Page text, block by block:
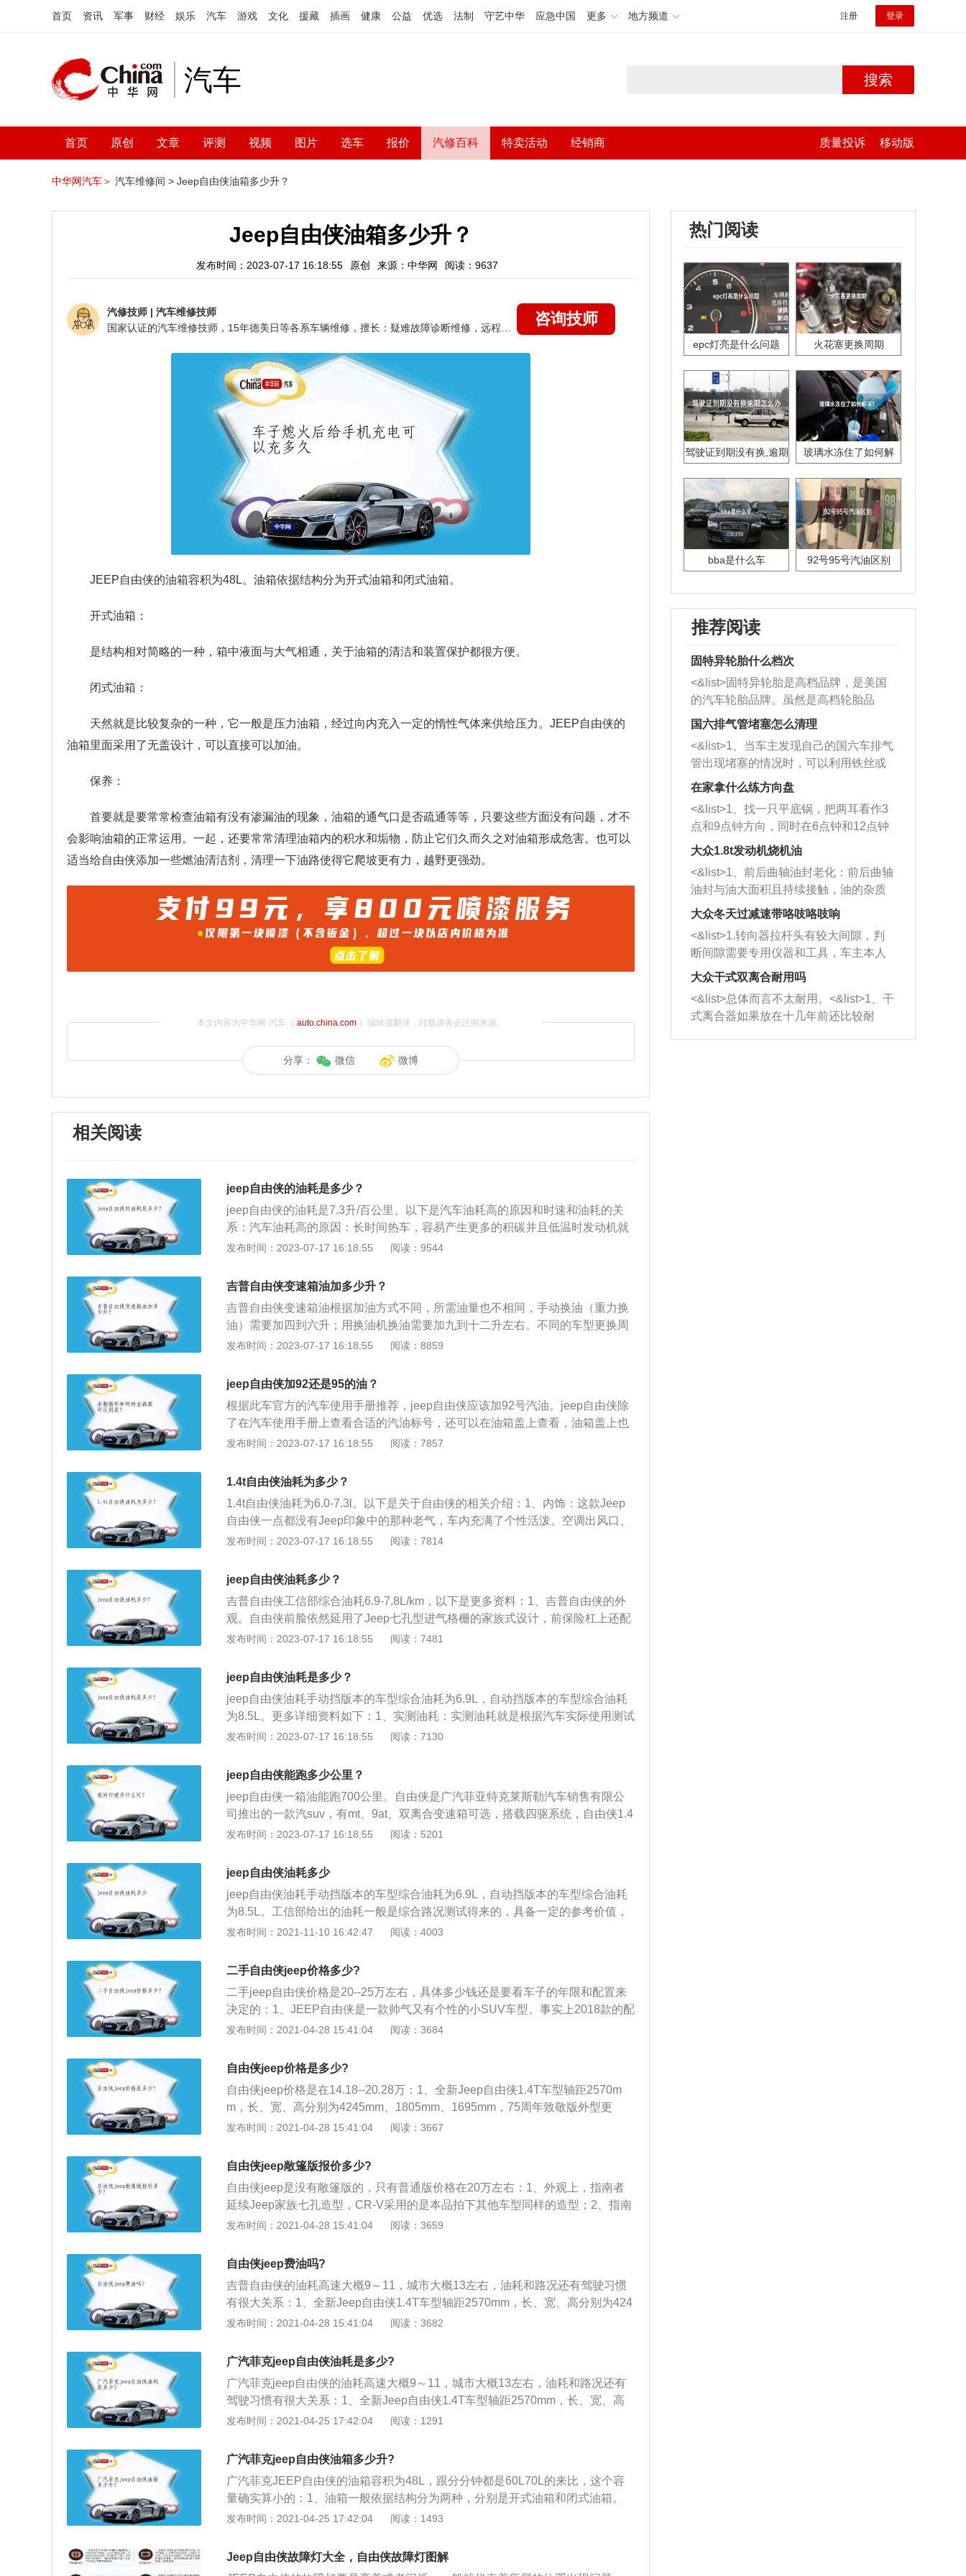
首页 资讯 军事 财经 娱乐 汽车 游戏 文化 援藏 插画 健康 公益 优选 法制 守艺中华 应急中国 更多 地方频道 注册 登录
汽车 搜索
首页 原创 文章 评测 视频 图片 选车 报价 汽修百科 特卖活动 经销商 质量投诉 移动版
中华网汽车＞ 汽车维修间 > Jeep自由侠油箱多少升？
Jeep自由侠油箱多少升？
发布时间：2023-07-17 16:18:55 原创 来源：中华网 阅读：9637
汽修技师 | 汽车维修技师
咨询技师
JEEP自由侠的油箱容积为48L。油箱依据结构分为开式油箱和闭式油箱。
开式油箱：
是结构相对简略的一种，箱中液面与大气相通，关于油箱的清洁和装置保护都很方便。
闭式油箱：
天然就是比较复杂的一种，它一般是压力油箱，经过向内充入一定的惰性气体来供给压力。JEEP自由侠的
油箱里面采用了无盖设计，可以直接可以加油。
保养：
首要就是要常常检查油箱有没有渗漏油的现象，油箱的通气口是否疏通等等，只要这些方面没有问题，才不
会影响油箱的正常运用。一起，还要常常清理油箱内的积水和垢物，防止它们久而久之对油箱形成危害。也可以
适当给自由侠添加一些燃油清洁剂，清理一下油路使得它爬坡更有力，越野更强劲。
本文内容为中华网·汽车（ auto.china.com）编辑或翻译，转载请务必注明来源。
分享： 微信 微博
相关阅读
jeep自由侠的油耗是多少？
jeep自由侠的油耗是7.3升/百公里。以下是汽车油耗高的原因和时速和油耗的关
系：汽车油耗高的原因：长时间热车，容易产生更多的积碳并且低温时发动机就
会多喷油维持运转；长期短途驾驶；车内长时间放重物；胎压过低；频繁暴力驾
小。因此，在低速时汽车的油耗较高。在堵车多的路况，可以选择低粘稠度的机
油，减少发动机摩擦，降低油耗。
发布时间：2023-07-17 16:18:55 阅读：9544
吉普自由侠变速箱油加多少升？
吉普自由侠变速箱油根据加油方式不同，所需油量也不相同，手动换油（重力换
油）需要加四到六升；用换油机换油需要加九到十二升左右。不同的车型更换周
期也不同，以下是变速箱油的更换周期：手动变速箱：手动变速箱油一般建议三
驶4万公里左右更换一次。无级变速：无级变速箱油一般建议两年或者6万公里左
右更换一次。吉普自由侠变速箱油的更换方法如下：拧开变速箱底部的泄油螺丝
进行放油再进行加注。把变速箱的油底壳直接拆下进行放油并加注：这种方式比
上一种更换得更彻底，把油底壳底部的杂质去除。循环机更换自动变速箱油：用
智能循环机进行动态换油能够把自动变速箱内的油泥杂质进行过滤循环清洗。
发布时间：2023-07-17 16:18:55 阅读：8859
jeep自由侠加92还是95的油？
根据此车官方的汽车使用手册推荐，jeep自由侠应该加92号汽油。jeep自由侠除
了在汽车使用手册上查看合适的汽油标号，还可以在油箱盖上查看，油箱盖上也
会有标明。通常也可以根据发动机的压缩比决定加的油号，发动机压缩比在8.6-9.
油，如果压缩比更高，则选择98号汽油，但现在随着一些新技术的使用，不能单
看压缩比而决定用什么标号的汽油，压缩比高也可以调校成用低标号的汽油。因
为除了压缩比以外，还有其他因素的影响，比如点火提前角、涡轮增压技术、阿
特金森循环技术等。一般来说，汽油标号越高，辛烷值越高，抗爆性越好。92号
汽油富含92%的异辛烷，8%的正庚烷；而95号汽油富含95%的异辛烷，5%的正
但如长期加错汽油标号，则会有以下影响：建议低标号的车辆错加高标号汽油不
会有损伤，但辛烷值的提高会改变燃油的燃点导致发动机出现滞燃现象。也就是
发动机的做功能力和热效率均会降低，实际反馈的体验是动力变差；建议高标号
在压缩冲程中会被提前点燃，在压缩冲程中一旦在火花塞没有在点火之前爆燃，
爆震只是噪音加大，对发动机的损伤并不明显；如是有明显爆震感则说明发动机
的工况已经非常严重，震动影响的不仅是行驶稳定性，而且会造成活塞和气缸的
异常磨损，严重还会拉缸。
发布时间：2023-07-17 16:18:55 阅读：7857
1.4t自由侠油耗为多少？
1.4t自由侠油耗为6.0-7.3l。以下是关于自由侠的相关介绍：1、内饰：这款Jeep
自由侠一点都没有Jeep印象中的那种老气，车内充满了个性活泼。空调出风口、
音响单元以及排挡杆底座均采用不同颜色点缀。另外三幅式方向盘集成了非常多
高分别为4245mm、1805mm、1695mm，75周年致敬版外型更长、更高，长度
为4250mm，高度为1723mm。由于采用了BOXFORM专业设计语言，全新Jeep
自由侠实现了专业SUV车身比例。四轮四角的设计令前后悬更短，不仅带来更高
的驾驶稳定性，更是带来更大的车内空间和良好的视野。
发布时间：2023-07-17 16:18:55 阅读：7814
jeep自由侠油耗多少？
吉普自由侠工信部综合油耗6.9-7.8L/km，以下是更多资料：1、吉普自由侠的外
观。自由侠前脸依然延用了Jeep七孔型进气格栅的家族式设计，前保险杠上还配
备有蜂窝状下部进气口，配合方正的车身设计，让Jeep自由侠看起来显得很有力
由侠的配置。Jeep自由侠配备有Uconnect系统、7英寸彩色液晶屏、中控台集成
触控屏、盲区监测等配置。3、吉普自由侠的动力。新车提供四款MultiAir汽油发
动机，两款MultiJetII柴油发动机选择，传动系统匹配5速手动、6速手动、双离合
变速箱和和9速自动变速箱，同时新车还配备了四驱系统。
发布时间：2023-07-17 16:18:55 阅读：7481
jeep自由侠油耗是多少？
jeep自由侠油耗手动挡版本的车型综合油耗为6.9L，自动挡版本的车型综合油耗
为8.5L。更多详细资料如下：1、实测油耗：实测油耗就是根据汽车实际使用测试
出的油耗，如果想计算出汽车的实际油耗，首先要将汽车开到加油站加满油至跳
再把油箱内的油加满，根据油耗的计算公式就能够得出汽车在段距离内行驶的综
合油耗。2、美系汽车油箱：美系汽车的油箱相对来说比较高，因为美系车对发
动机的调校不同，另外这是一款suv车型,汽车在行驶过程中产生的风阻并没有轿
车那么低，所以说汽车的油耗会高一些。
发布时间：2023-07-17 16:18:55 阅读：7130
jeep自由侠能跑多少公里？
jeep自由侠一箱油能跑700公里。自由侠是广汽菲亚特克莱斯勒汽车销售有限公
司推出的一款汽suv，有mt、9at、双离合变速箱可选，搭载四驱系统，自由侠1.4
t车型轴距2570mm，车身长宽高为4245mm、1805mm、1695mm，致敬版外型
业设计语言，实现了专业suv车身比例，四轮四角的设计令前后悬更短，不仅带
来更高的驾驶稳定性，还带来更大的车内空间和良好的视野。
发布时间：2023-07-17 16:18:55 阅读：5201
jeep自由侠油耗多少
jeep自由侠油耗手动挡版本的车型综合油耗为6.9L，自动挡版本的车型综合油耗
为8.5L。工信部给出的油耗一般是综合路况测试得来的，具备一定的参考价值，
但是汽车的实际油耗影响的因素有很多，包括驾驶习惯、行驶路况、发动机排
汽车的实际油耗，首先要将汽车开到加油站加满油至跳枪，然后开始计算汽车的
单程里程，然后开始正常的行驶，行驶至100公里之后，再把油箱内的油加满，
根据油耗的计算公式就能够得出汽车在段距离内行驶的综合油耗。美系汽车的油
箱相对来说是比较高的，因为美系车对发动机的调校是不同的，另外这是一款su
v车型，汽车在行驶过程中产生的风阻并没有轿车那么低，所以说汽车的油耗会高
主的驾驶习惯来决定，同一排量、同一车型的汽车油耗也会有所差别。
发布时间：2021-11-10 16:42:47 阅读：4003
二手自由侠jeep价格多少?
二手jeep自由侠价格是20--25万左右，具体多少钱还是要看车子的年限和配置来
决定的：1、JEEP自由侠是一款帅气又有个性的小SUV车型。事实上2018款的配
置让我们大感意外，居然采用1.4T增压发动机，然后搭载了双离合器变速箱。结
2.0自然吸气传统发动机的配置！然后9挡传统手自一体变速箱的运用让燃油耗费
比参数非常漂亮！可靠感和放心感再一次回到了我们身边。让我们可以有这样一
个帅气的选择；3、更关键的是，2.0自然吸气发动机，是达到国6标准的排放的。
JEEP直接反驳了很多类似“自然吸气发动机如何应对国6”的问题。他们用事实来
告诉我们：一切皆有可能，看你愿意不愿意努力。
发布时间：2021-04-28 15:41:04 阅读：3684
自由侠jeep价格是多少?
自由侠jeep价格是在14.18--20.28万：1、全新Jeep自由侠1.4T车型轴距2570m
m，长、宽、高分别为4245mm、1805mm、1695mm，75周年致敬版外型更
长、更高，长度为4250mm，高度为1723mm；2、由于采用了BOXFORM专业设
悬更短，不仅带来更高的驾驶稳定性，更是带来更大的车内空间和良好的视野；
4、当你坐进全新Jeep自由侠车内时，视线里微微抬起的车头，顿时让你感受超
越同级的驾驶优越感，这是同级那些用小型轿车底盘抬高而来的所谓SUV所无法
给与的，这正是得益于Jeep的专业SUV设计。
发布时间：2021-04-28 15:41:04 阅读：3667
自由侠jeep敞篷版报价多少?
自由侠jeep是没有敞篷版的，只有普通版价格在20万左右：1、外观上，指南者
延续Jeep家族七孔造型，CR-V采用的是本品拍下其他车型同样的造型；2、指南
者整体造型相对来说是那种传统与时尚二合一，而CR-V却是比较摩登。大灯总承
中配了还依旧是卤素灯泡；3、行李架的是旅行车和SUV车顶上必不可少的，CR-
V的车顶上没有看到，可能是设计师忘记了，指南者非常注重户外这一领域，所
以绝不会忽略。
发布时间：2021-04-28 15:41:04 阅读：3659
自由侠jeep费油吗?
吉普自由侠的油耗高速大概9～11，城市大概13左右，油耗和路况还有驾驶习惯
有很大关系：1、全新Jeep自由侠1.4T车型轴距2570mm，长、宽、高分别为424
5mm、1805mm、1695mm，75周年致敬版外型更长、更高，长度为4250mm，
现了专业SUV车身比例；3、四轮四角的设计令前后悬更短，不仅带来更高的驾
驶稳定性，更是带来更大的车内空间和良好的视野；4、当你坐进全新Jeep自由
侠车内时，视线里微微抬起的车头，顿时让你感受超越同级的驾驶优越感，这是
同级那些用小型轿车底盘抬高而来的所谓SUV所无法给与的，这正是得益于Jeep
的专业SUV设计。
发布时间：2021-04-28 15:41:04 阅读：3682
广汽菲克jeep自由侠油耗是多少?
广汽菲克jeep自由侠的油耗高速大概9～11，城市大概13左右，油耗和路况还有
驾驶习惯有很大关系：1、全新Jeep自由侠1.4T车型轴距2570mm，长、宽、高
分别为4245mm、1805mm、1695mm，75周年致敬版外型更长、更高，长度为4
自由侠实现了专业SUV车身比例；3、四轮四角的设计令前后悬更短，不仅带来
更高的驾驶稳定性，更是带来更大的车内空间和良好的视野；4、当你坐进全新J
eep自由侠车内时，视线里微微抬起的车头，顿时让你感受超越同级的驾驶优越
感，这是同级那些用小型轿车底盘抬高而来的所谓SUV所无法给与的，这正是得
益于Jeep的专业SUV设计。
发布时间：2021-04-25 17:42:04 阅读：1291
广汽菲克jeep自由侠油箱多少升?
广汽菲克JEEP自由侠的油箱容积为48L，跟分分钟都是60L70L的来比，这个容
量确实算小的：1、油箱一般依据结构分为两种，分别是开式油箱和闭式油箱。
开式油箱是结构相对简略的一种，箱中液面与大气相通，关于油箱的清洁和装置
经过向内充入一定的惰性气体来供给压力。JEEP自由侠的油箱里面采用了无盖
设计，直接可以加油；3、也要适当给自由侠油箱进行保养。首要就是要常常检
发布时间：2021-04-25 17:42:04 阅读：1493
Jeep自由侠故障灯大全，自由侠故障灯图解
热门阅读
epc灯亮是什么问题 火花塞更换周期
驾驶证到期没有换,逾期
玻璃水冻住了如何解
bba是什么车 92号95号汽油区别
推荐阅读
固特异轮胎什么档次
<&list>固特异轮胎是高档品牌，是美国
的汽车轮胎品牌。虽然是高档轮胎品
牌，但是中高低端的轮胎都有生产，这
也是为了更好的开拓市场。
国六排气管堵塞怎么清理
<&list>1、当车主发现自己的国六车排气
管出现堵塞的情况时，可以利用铁丝或
者是细棍，直接将杂物给取出来，如果
堵塞情况比较严重，也可以采取应急措
施。 <&list>2、直接利用木棍将所有的
杂物推到排气管里面的位置处，然后将
三元催化器拆解开，就可以将堵塞的东
西取出来。但如果是因为积碳过多引起
的堵塞，就需要将三元催化器泡在草酸
洗剂对堵塞的情况得到解决，将清洗剂
放在燃油箱中，与燃油混合后，车辆启
动时，就可以和汽油一起进入到燃烧
室，最后形成废气排出，就可以让三元
催化器得到清洗，排气管堵塞的情况就
能够得到解决。
在家拿什么练方向盘
<&list>1、找一只平底锅，把两耳看作3
点和9点钟方向，同时在6点钟和12点钟
方向做一个标记。 <&list>2、双手握住
一圈半的练习，往右同样也要打相同的
圈数。 <&list>3、最后强调要反复练
习，这样就可以形成肌肉记忆，在真实
驾驶车辆时，不需要记忆也能打好方
向。
大众1.8t发动机烧机油
<&list>1、前后曲轴油封老化：前后曲轴
油封与油大面积且持续接触，油的杂质
和发动机内持续温度变化使其密封效果
逐渐减弱，导致渗油或漏油。<&list>2、
活塞间隙过大：积碳会使活塞环与缸体
的间隙扩大，导致机油流入燃烧室中，
造成烧机油。<&list>3、机油粘度。使用
机油粘度过小的话，同样会有烧机油现
象，机油粘度过小具有很好的流动性，
大众冬天过减速带咯吱咯吱响
<&list>1.转向器拉杆头有较大间隙，判
断间隙需要专用仪器和工具，车主本人
无法制作，需要将车辆送到修理厂或4s
店；<&list>2.车辆半轴套管防尘罩破
裂，破裂后会出现漏油现象，使半轴磨
损严重，磨损的半轴容易损坏，产生异
响；<&list>3.稳定器的转向胶套和球头
大众干式双离合耐用吗
<&list>总体而言不太耐用。<&list>1、干
式离合器如果放在十几年前还比较耐